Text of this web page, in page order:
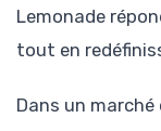
Lemonade
tout en
Dans un